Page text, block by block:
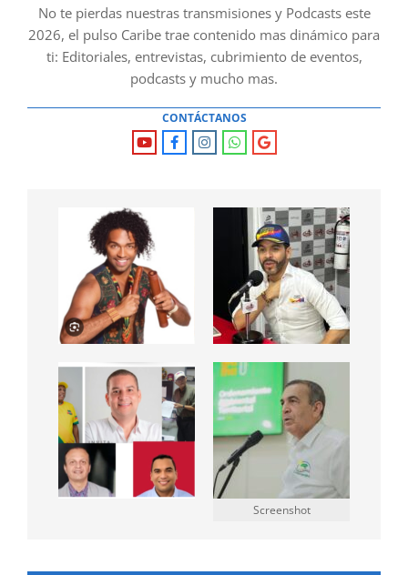
No te pierdas nuestras transmisiones y Podcasts este
2026, el pulso Caribe trae contenido mas dinámico para
ti: Editoriales, entrevistas, cubrimiento de eventos,
podcasts y mucho mas.
CONTÁCTANOS
Screenshot